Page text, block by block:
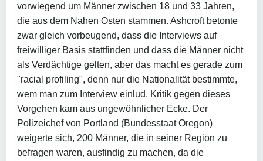
vorwiegend um Männer zwischen 18 und 33 Jahren,
die aus dem Nahen Osten stammen. Ashcroft betonte
zwar gleich vorbeugend, dass die Interviews auf
freiwilliger Basis stattfinden und dass die Männer nicht
als Verdächtige gelten, aber das macht es gerade zum
"racial profiling", denn nur die Nationalität bestimmte,
wem man zum Interview einlud. Kritik gegen dieses
Vorgehen kam aus ungewöhnlicher Ecke. Der
Polizeichef von Portland (Bundesstaat Oregon)
weigerte sich, 200 Männer, die in seiner Region zu
befragen waren, ausfindig zu machen, da die